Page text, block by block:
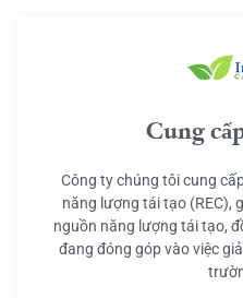
Cung
Công ty chúng tôi cung
năng lượng tái tạo (REC),
nguồn năng lượng tái tạo,
đang đóng góp vào việc